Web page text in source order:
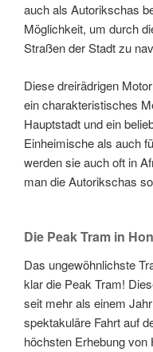
auch als Autorikschas
Möglichkeit, um durch
Straßen der Stadt zu
Diese dreirädrigen
ein charakteristisches
Hauptstadt und ein
Einheimische als auch
werden sie auch oft in
man die Autorikschas
Die Peak Tram in
Das ungewöhnlichste
klar die Peak Tram!
seit mehr als einem
spektakuläre Fahrt auf
höchsten Erhebung